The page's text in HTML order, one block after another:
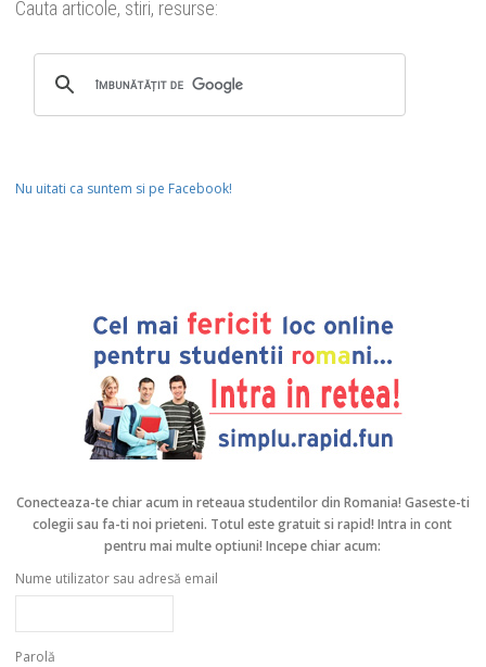
Cauta articole, stiri, resurse:
Nu uitati ca suntem si pe Facebook!
Conecteaza-te chiar acum in reteaua studentilor din Romania! Gaseste-ti
colegii sau fa-ti noi prieteni. Totul este gratuit si rapid! Intra in cont
pentru mai multe optiuni! Incepe chiar acum:
Nume utilizator sau adresă email
Parolă